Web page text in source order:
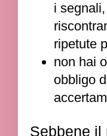
i
ripetute
non hai
obbligo
Sebbene il